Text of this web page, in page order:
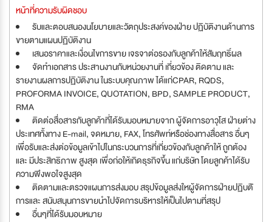
หน้าที่ความรับผิดชอบ
รับและตอบสนองนโยบายและวัตถุประสงค์ของฝ่าย ปฏิบัติงานด้านการ
ขายตามแผนปฏิบัติงาน
เสนอราคาและเงื่อนไขการขาย เจรจาต่อรองกับลูกค้าให้สัมฤทธ์ิผล
จัดทำเอกสาร ประสานงานกับหน่วยงานที่ เกี่ยวข้อง ติดตาม และ
รายงานผลการปฏิบัติงาน ในระบบคุณภาพ ได้แก่CPAR, RQDS,
PROFORMA INVOICE, QUOTATION, BPD, SAMPLE PRODUCT,
RMA
ติดต่อสื่อสารกับลูกค้าที่ได้รับมอบหมายจาก ผู้จัดการอาวุโส ฝ่ายต่าง
ประเทศทั้งทาง E-mail, จดหมาย, FAX, โทรศัพท์หรือช่องทางสื่อสาร อื่นๆ
เพื่อรับและส่งต่อข้อมูลเข้าไปในกระบวนการที่เกี่ยวข้องกับลูกค้าให้ ถูกต้อง
และ มีประสิทธิภาพ สูงสุด เพื่อก่อให้เกิดธุรกิจข้ึน แก่บริษัท โดยลูกค้าได้รับ
ความพึงพอใจสูงสุด
ติดตามและตรวจแผนการส่งมอบ สรุปข้อมูลส่งใหผู้จัดการฝ่ายปฏิบตัิ
การและ สนับสนุนการขายนำไปจัดการบริหารให้เป็นไปตามที่สรุป
อื่นๆที่ได้รับมอบหมาย